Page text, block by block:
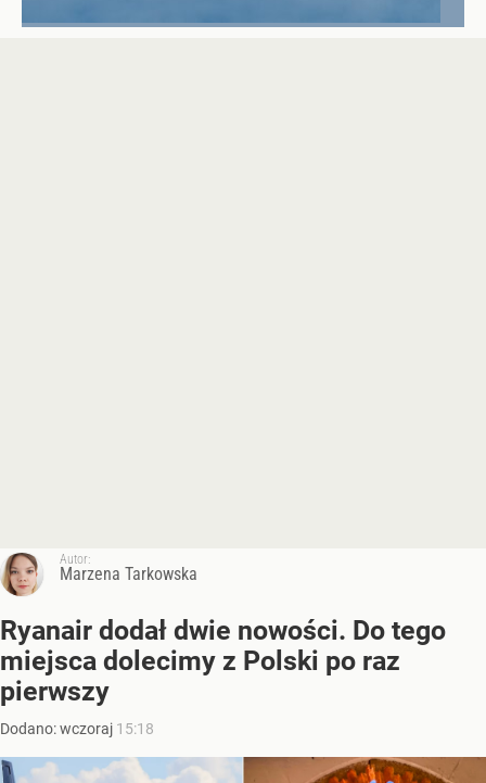
Autor:
Marzena Tarkowska
Ryanair dodał dwie nowości. Do tego
miejsca dolecimy z Polski po raz
pierwszy
Dodano:wczoraj 15:18